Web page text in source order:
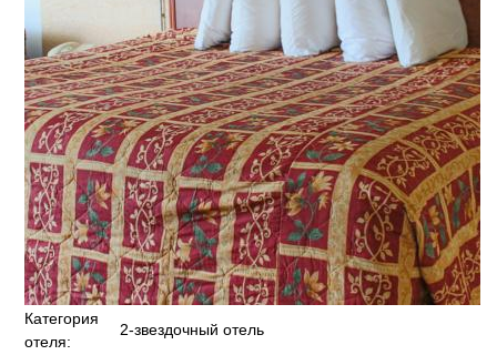
Категория
отеля:
2-звездочный отель